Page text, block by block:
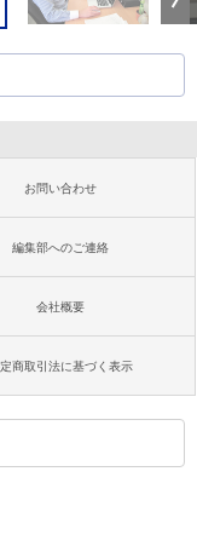
お問い合わせ
編集部へのご連絡
会社概要
商取引法に基づく表示